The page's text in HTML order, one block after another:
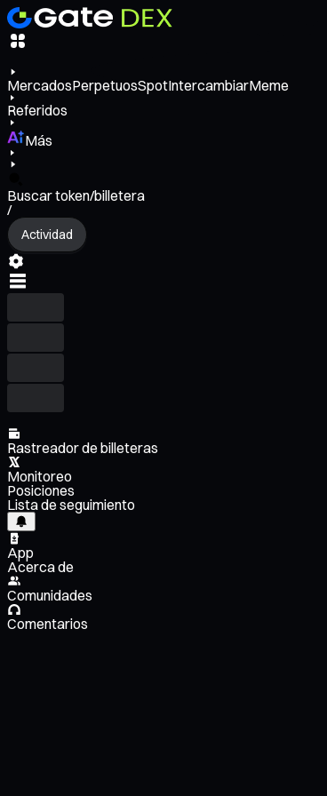
MercadosPerpetuosSpotIntercambiarMeme
Referidos
Más
Buscar token/billetera
/
Actividad
Rastreador de billeteras
Monitoreo
Posiciones
Lista de seguimiento
App
Acerca de
Comunidades
Comentarios